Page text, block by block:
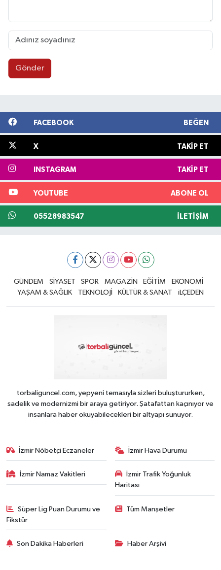
Gönder
FACEBOOK BEĞEN
X TAKIP ET
INSTAGRAM TAKIP ET
YOUTUBE ABONE OL
05528983547 İLETIŞIM
GÜNDEM SİYASET SPOR MAGAZİN EĞİTİM
EKONOMİ
YAŞAM & SAĞLIK
TEKNOLOJİ KÜLTÜR & SANAT iLÇEDEN
torbaliguncel.com, yepyeni temasıyla sizleri buluştururken,
sadelik ve modernizmi bir araya getiriyor. Şatafattan kaçınıyor ve
insanlara haber okuyabilecekleri bir altyapı sunuyor.
İzmir Nöbetçi Eczaneler İzmir Hava Durumu
İzmir Namaz Vakitleri
İzmir Trafik Yoğunluk
Haritası
Süper Lig Puan Durumu ve
Fikstür
Tüm Manşetler
Son Dakika Haberleri Haber Arşivi